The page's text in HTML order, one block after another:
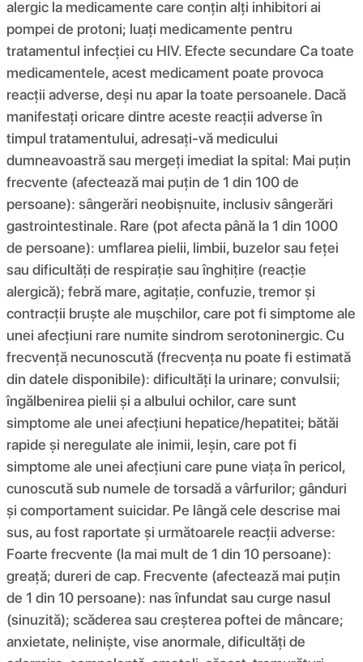
alergic la medicamente care conțin alți inhibitori ai
pompei de protoni; luați medicamente pentru
tratamentul infecției cu HIV. Efecte secundare Ca toate
medicamentele, acest medicament poate provoca
reacții adverse, deși nu apar la toate persoanele. Dacă
manifestați oricare dintre aceste reacții adverse în
timpul tratamentului, adresați-vă medicului
dumneavoastră sau mergeți imediat la spital: Mai puțin
frecvente (afectează mai puțin de 1 din 100 de
persoane): sângerări neobișnuite, inclusiv sângerări
gastrointestinale. Rare (pot afecta până la 1 din 1000
de persoane): umflarea pielii, limbii, buzelor sau feței
sau dificultăți de respirație sau înghițire (reacție
alergică); febră mare, agitație, confuzie, tremor și
contracții bruște ale mușchilor, care pot fi simptome ale
unei afecțiuni rare numite sindrom serotoninergic. Cu
frecvență necunoscută (frecvența nu poate fi estimată
din datele disponibile): dificultăți la urinare; convulsii;
îngălbenirea pielii și a albului ochilor, care sunt
simptome ale unei afecțiuni hepatice/hepatitei; bătăi
rapide și neregulate ale inimii, leșin, care pot fi
simptome ale unei afecțiuni care pune viața în pericol,
cunoscută sub numele de torsadă a vârfurilor; gânduri
și comportament suicidar. Pe lângă cele descrise mai
sus, au fost raportate și următoarele reacții adverse:
Foarte frecvente (la mai mult de 1 din 10 persoane):
greață; dureri de cap. Frecvente (afectează mai puțin
de 1 din 10 persoane): nas înfundat sau curge nasul
(sinuzită); scăderea sau creșterea poftei de mâncare;
anxietate, neliniște, vise anormale, dificultăți de